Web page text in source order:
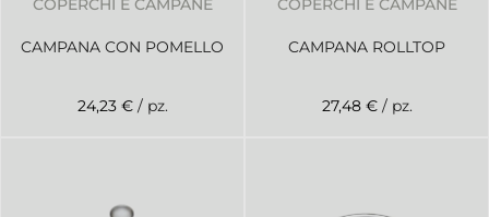
CAMPANA CON POMELLO
24,23 € / pz.
CAMPANA ROLLTOP
27,48 € / pz.